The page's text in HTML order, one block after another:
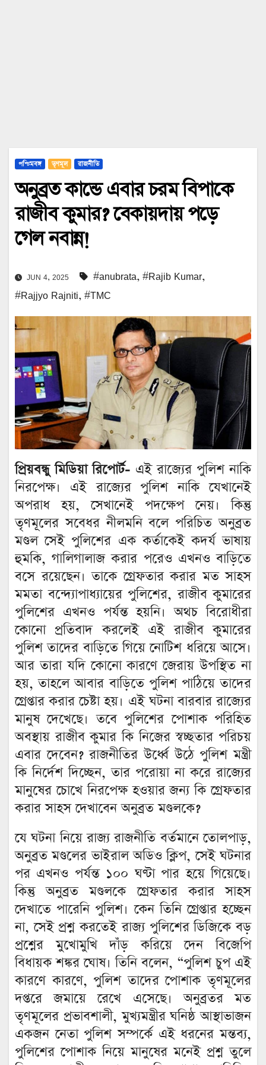
পশ্চিমবঙ্গ তৃণমূল রাজনীতি
অনুব্রত কান্ডে এবার চরম বিপাকে
রাজীব কুমার? বেকায়দায় পড়ে
গেল নবান্ন!
JUN 4, 2025 #anubrata, #Rajib Kumar,
#Rajjyo Rajniti, #TMC
প্রিয়বন্ধু মিডিয়া রিপোর্ট- এই রাজ্যের পুলিশ নাকি
নিরপেক্ষ। এই রাজ্যের পুলিশ নাকি যেখানেই
অপরাধ হয়, সেখানেই পদক্ষেপ নেয়। কিন্তু
তৃণমূলের সবেধর নীলমনি বলে পরিচিত অনুব্রত
মণ্ডল সেই পুলিশের এক কর্তাকেই কদর্য ভাষায়
হুমকি, গালিগালাজ করার পরেও এখনও বাড়িতে
বসে রয়েছেন। তাকে গ্রেফতার করার মত সাহস
মমতা বন্দ্যোপাধ্যায়ের পুলিশের, রাজীব কুমারের
পুলিশের এখনও পর্যন্ত হয়নি। অথচ বিরোধীরা
কোনো প্রতিবাদ করলেই এই রাজীব কুমারের
পুলিশ তাদের বাড়িতে গিয়ে নোটিশ ধরিয়ে আসে।
আর তারা যদি কোনো কারণে জেরায় উপস্থিত না
হয়, তাহলে আবার বাড়িতে পুলিশ পাঠিয়ে তাদের
গ্রেপ্তার করার চেষ্টা হয়। এই ঘটনা বারবার রাজ্যের
মানুষ দেখেছে। তবে পুলিশের পোশাক পরিহিত
অবস্থায় রাজীব কুমার কি নিজের স্বচ্ছতার পরিচয়
এবার দেবেন? রাজনীতির উর্ধ্বে উঠে পুলিশ মন্ত্রী
কি নির্দেশ দিচ্ছেন, তার পরোয়া না করে রাজ্যের
মানুষের চোখে নিরপেক্ষ হওয়ার জন্য কি গ্রেফতার
করার সাহস দেখাবেন অনুব্রত মণ্ডলকে?
যে ঘটনা নিয়ে রাজ্য রাজনীতি বর্তমানে তোলপাড়,
অনুব্রত মণ্ডলের ভাইরাল অডিও ক্লিপ, সেই ঘটনার
পর এখনও পর্যন্ত ১০০ ঘণ্টা পার হয়ে গিয়েছে।
কিন্তু অনুব্রত মণ্ডলকে গ্রেফতার করার সাহস
দেখাতে পারেনি পুলিশ। কেন তিনি গ্রেপ্তার হচ্ছেন
না, সেই প্রশ্ন করতেই রাজ্য পুলিশের ডিজিকে বড়
প্রশ্নের মুখোমুখি দাঁড় করিয়ে দেন বিজেপি
বিধায়ক শঙ্কর ঘোষ। তিনি বলেন, “পুলিশ চুপ এই
কারণে কারণে, পুলিশ তাদের পোশাক তৃণমূলের
দপ্তরে জমায়ে রেখে এসেছে। অনুব্রতর মত
তৃণমূলের প্রভাবশালী, মুখ্যমন্ত্রীর ঘনিষ্ঠ আস্থাভাজন
একজন নেতা পুলিশ সম্পর্কে এই ধরনের মন্তব্য,
পুলিশের পোশাক নিয়ে মানুষের মনেই প্রশ্ন তুলে